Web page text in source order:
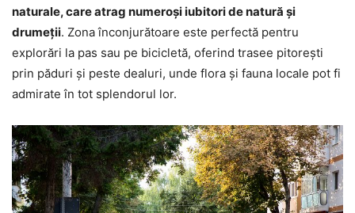
naturale, care atrag numeroși iubitori de natură și
drumeții. Zona înconjurătoare este perfectă pentru
explorări la pas sau pe bicicletă, oferind trasee pitorești
prin păduri și peste dealuri, unde flora și fauna locale pot fi
admirate în tot splendorul lor.